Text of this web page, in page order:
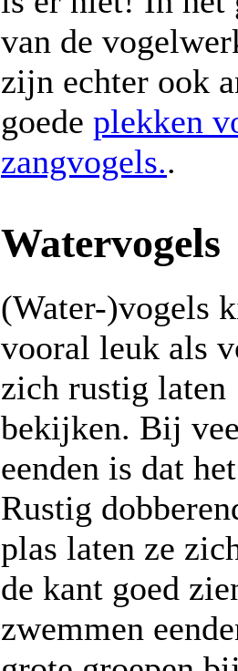
van de
zijn echter ook
goede plekken
zangvogels..
Watervogels
(Water-)vogels
vooral leuk als
zich rustig laten
bekijken. Bij
eenden is dat
Rustig
plas laten ze
de kant goed
zwemmen